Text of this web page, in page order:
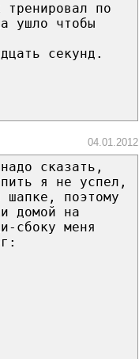
по
ушло чтобы
секунд.
04.01.2012
сказать,
я не успел,
шапке, поэтому
домой на
сбоку меня